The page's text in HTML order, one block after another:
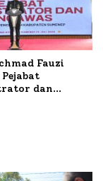
Fauzi
Pejabat
dan